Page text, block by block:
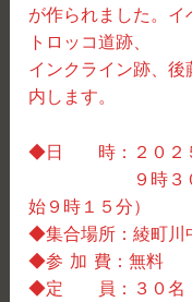
が作られました。
トロッコ道跡、
インクライン跡、
内します。
◆日 時：２０２５
９時３０分～
始９時１５分）
◆集合場所：綾町川
◆参 加 費：無料
◆定 員：３０名